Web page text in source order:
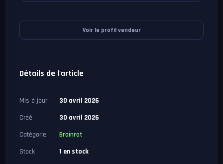
Voir le profil vendeur
Détails de l'article
Mis à jour
30 avril 2026
Créé
30 avril 2026
Catégorie
Brainrot
Stock
1 en stock